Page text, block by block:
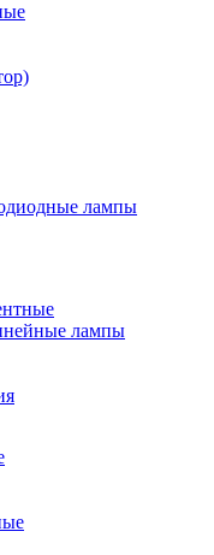
лампы
лампы